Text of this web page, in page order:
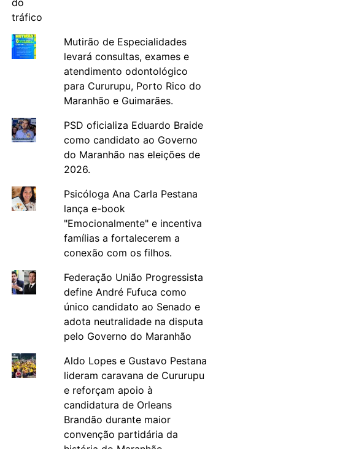
Mutirão de Especialidades
levará consultas, exames e
atendimento odontológico
para Cururupu, Porto Rico do
Maranhão e Guimarães.
PSD oficializa Eduardo Braide
como candidato ao Governo
do Maranhão nas eleições de
2026.
Psicóloga Ana Carla Pestana
lança e-book
"Emocionalmente" e incentiva
famílias a fortalecerem a
conexão com os filhos.
Federação União Progressista
define André Fufuca como
único candidato ao Senado e
adota neutralidade na disputa
pelo Governo do Maranhão
Aldo Lopes e Gustavo Pestana
lideram caravana de Cururupu
e reforçam apoio à
candidatura de Orleans
Brandão durante maior
convenção partidária da